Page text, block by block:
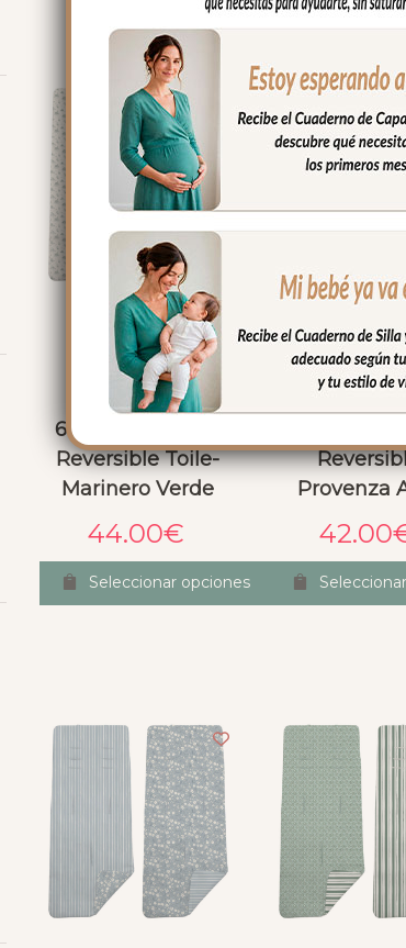
6272 Colchoneta
Reversible Toile-
Marinero Verde
44.00€
Seleccionar opciones
Provenza
42.00